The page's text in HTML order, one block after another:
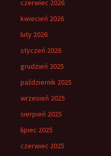
czerwiec 2026
kwiecień 2026
luty 2026
styczeń 2026
grudzień 2025
październik 2025
wrzesień 2025
sierpień 2025
lipiec 2025
czerwiec 2025